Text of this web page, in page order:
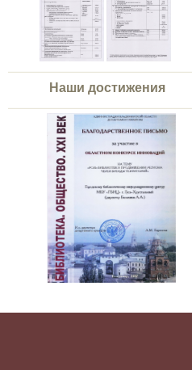
Наши достижения